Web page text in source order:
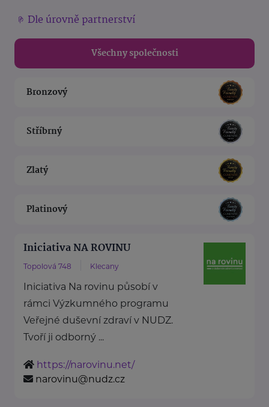
Dle úrovně partnerství
Všechny společnosti
Bronzový
Stříbrný
Zlatý
Platinový
Iniciativa NA ROVINU
Topolová 748 Klecany
Iniciativa Na rovinu působí v
rámci Výzkumného programu
Veřejné duševní zdraví v NUDZ.
Tvoří ji odborný ...
https://narovinu.net/
narovinu@nudz.cz